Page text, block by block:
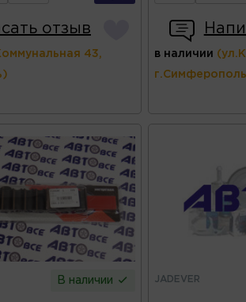
отзыв
43, в наличии
В наличии JADEVER